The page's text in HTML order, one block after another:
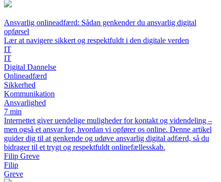
Ansvarlig onlineadfærd: Sådan genkender du ansvarlig digital
opførsel
Lær at navigere sikkert og respektfuldt i den digitale verden
IT
IT
Digital Dannelse
Onlineadfærd
Sikkerhed
Kommunikation
Ansvarlighed
7 min
Internettet giver uendelige muligheder for kontakt og videndeling –
men også et ansvar for, hvordan vi opfører os online. Denne artikel
guider dig til at genkende og udøve ansvarlig digital adfærd, så du
bidrager til et trygt og respektfuldt onlinefællesskab.
Filip Greve
Filip
Greve